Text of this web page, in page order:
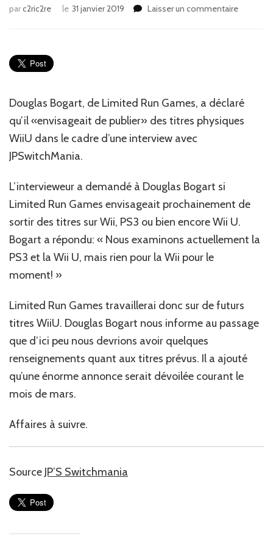
parc2ric2re le 31 janvier 2019 Laisser un commentairesur
jeux
WiiU
?
Douglas Bogart, de Limited Run Games, a déclaré
qu’il «envisageait de publier» des titres physiques
WiiU dans le cadre d’une interview avec
JPSwitchMania.
L’intervieweur a demandé à Douglas Bogart si
Limited Run Games envisageait prochainement de
sortir des titres sur Wii, PS3 ou bien encore Wii U.
Bogart a répondu: « Nous examinons actuellement la
PS3 et la Wii U, mais rien pour la Wii pour le
moment! »
Limited Run Games travaillerai donc sur de futurs
titres WiiU. Douglas Bogart nous informe au passage
que d’ici peu nous devrions avoir quelques
renseignements quant aux titres prévus. Il a ajouté
qu’une énorme annonce serait dévoilée courant le
mois de mars.
Affaires à suivre.
Source JP’S Switchmania